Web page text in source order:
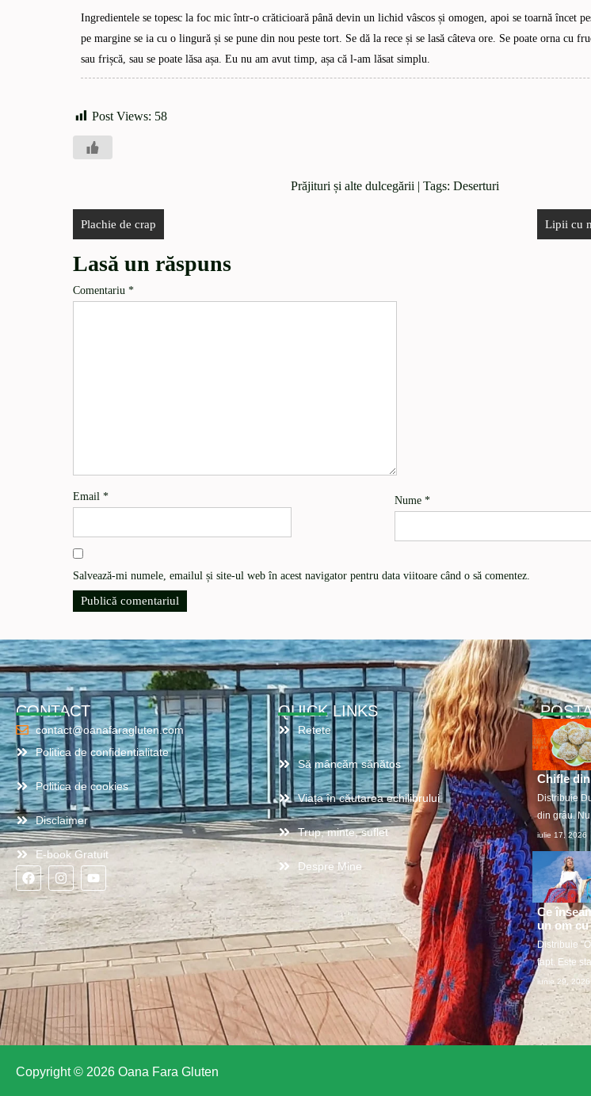
Ingredientele se topesc la foc mic într-o crăticioară până devin un lichid vâscos și omogen, apoi se toarnă încet
pe margine se ia cu o lingură și se pune din nou peste tort. Se dă la rece și se lasă câteva ore. Se poate orna cu
sau frișcă, sau se poate lăsa așa. Eu nu am avut timp, așa că l-am lăsat simplu.
Post Views: 58
Prăjituri și alte dulcegării | Tags: Deserturi
Plachie de crap Lipii cu
Lasă un răspuns
Comentariu *
Nume *
Email *
Salvează-mi numele, emailul și site-ul web în acest navigator pentru data viitoare când o să comentez.
CONTACT
contact@oanafaragluten.com
Politica de confidentialitate
Politica de cookies
Disclaimer
E-book Gratuit
QUICK LINKS
Retete
Să mâncăm sănătos
Viața în căutarea echilibrului
Trup, minte, suflet
Despre Mine
Chifle
Distribuie
din grâu.
iulie 17, 2026
Ce
un om
Distribuie
fapt. Este
iunie 29, 2026
Copyright © 2026 Oana Fara Gluten